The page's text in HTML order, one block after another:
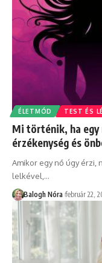
ÉLETMÓD TEST ÉS
Mi történik, ha egy
érzékenység és
Amikor egy nő úgy érzi,
lelkével, …
Balogh Nóra február 22,